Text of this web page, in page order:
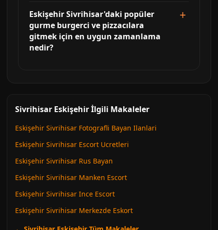
Eskişehir Sivrihisar'daki popüler
gurme burgerci ve pizzacılara
gitmek için en uygun zamanlama
nedir?
Sivrihisar Eskişehir İlgili Makaleler
Eskişehir Sivrihisar Fotografli Bayan Ilanlari
Eskişehir Sivrihisar Escort Ucretleri
Eskişehir Sivrihisar Rus Bayan
Eskişehir Sivrihisar Manken Escort
Eskişehir Sivrihisar Ince Escort
Eskişehir Sivrihisar Merkezde Eskort